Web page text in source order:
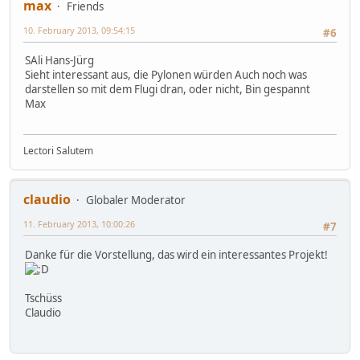
max
Friends
#6
10. February 2013, 09:54:15
SAli Hans-Jürg
Sieht interessant aus, die Pylonen würden Auch noch was
darstellen so mit dem Flugi dran, oder nicht, Bin gespannt
Max
Lectori Salutem
claudio
Globaler Moderator
#7
11. February 2013, 10:00:26
Danke für die Vorstellung, das wird ein interessantes Projekt!
Tschüss
Claudio